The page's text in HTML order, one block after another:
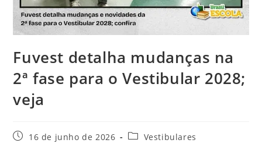
Fuvest detalha mudanças na
2ª fase para o Vestibular 2028;
veja
Post16 de junho de 2026
Categoria
Vestibulares